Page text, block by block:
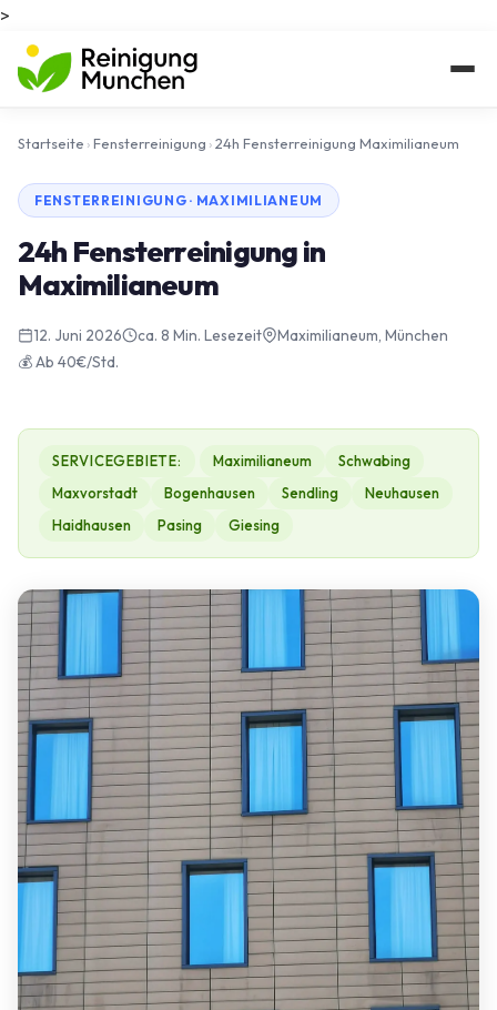
>
Startseite ›Fensterreinigung ›24h Fensterreinigung Maximilianeum
FENSTERREINIGUNG · MAXIMILIANEUM
24h Fensterreinigung in
Maximilianeum
12. Juni 2026 ca. 8 Min. Lesezeit
Maximilianeum, München
💰 Ab 40€/Std.
SERVICEGEBIETE: Maximilianeum
Schwabing
Maxvorstadt
Bogenhausen Sendling
Neuhausen
Haidhausen
Pasing Giesing